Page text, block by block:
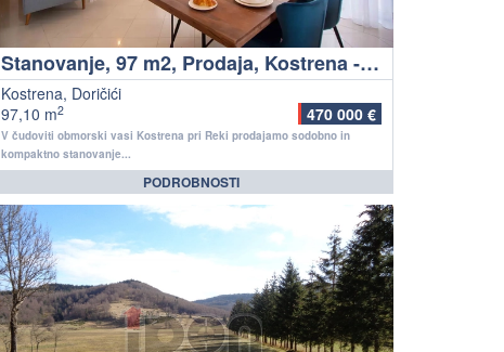
Stanovanje, 97 m2, Prodaja, Kostrena - Doričići
Kostrena, Doričići
97,10 m2 470 000 €
V čudoviti obmorski vasi Kostrena pri Reki prodajamo sodobno in
kompaktno stanovanje...
PODROBNOSTI